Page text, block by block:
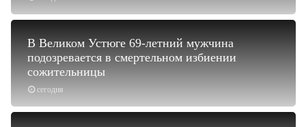
сегодня
В Великом Устюге 69-летний мужчина
подозревается в смертельном избиении
сожительницы